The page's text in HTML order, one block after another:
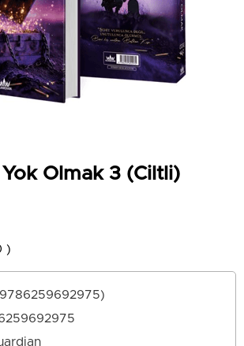
Olmak 3 (Ciltli)